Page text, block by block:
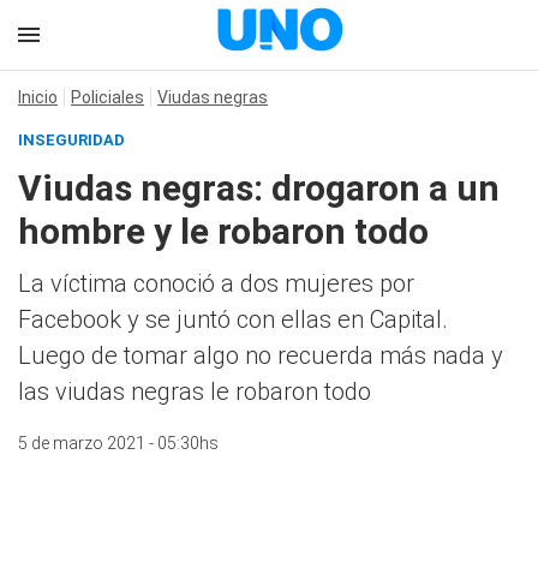
Inicio Policiales Viudas negras
INSEGURIDAD
Viudas negras: drogaron a un
hombre y le robaron todo
La víctima conoció a dos mujeres por
Facebook y se juntó con ellas en Capital.
Luego de tomar algo no recuerda más nada y
las viudas negras le robaron todo
5 de marzo 2021 - 05:30hs